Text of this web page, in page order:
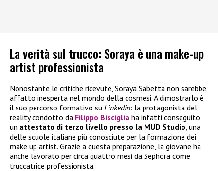
La verità sul trucco: Soraya è una make-up
artist professionista
Nonostante le critiche ricevute, Soraya Sabetta non sarebbe
affatto inesperta nel mondo della cosmesi. A dimostrarlo è
il suo percorso formativo su Linkedin: la protagonista del
reality condotto da Filippo Bisciglia ha infatti conseguito
un attestato di terzo livello presso la MUD Studio , una
delle scuole italiane più conosciute per la formazione dei
make up artist. Grazie a questa preparazione, la giovane ha
anche lavorato per circa quattro mesi da Sephora come
truccatrice professionista.